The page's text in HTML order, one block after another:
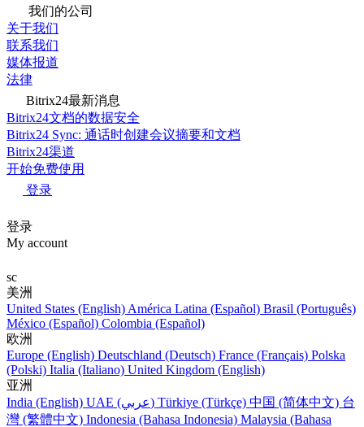
我们的公司
关于我们
联系我们
媒体报道
法律
Bitrix24最新消息
Bitrix24文档的数据安全
Bitrix24 Sync: 通话时创建会议摘要和文档
Bitrix24渠道
开始免费使用
登录
登录
My account
sc
美洲
United States (English) América Latina (Español) Brasil (Português)
México (Español) Colombia (Español)
欧洲
Europe (English) Deutschland (Deutsch) France (Français) Polska
(Polski) Italia (Italiano) United Kingdom (English)
亚洲
India (English)
UAE (عربي) Türkiye (Türkçe) 中国 (简体中文) 台
灣 (繁體中文) Indonesia (Bahasa Indonesia) Malaysia (Bahasa